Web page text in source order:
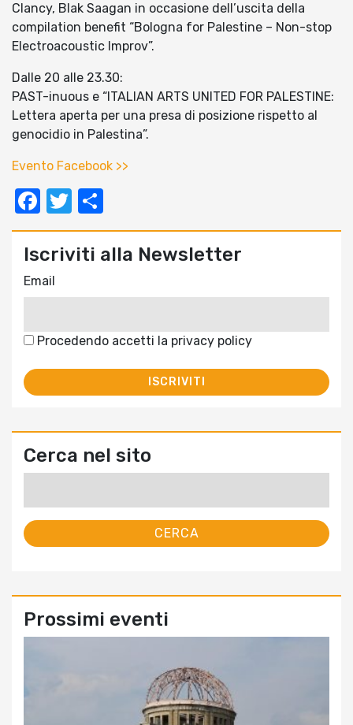
Clancy, Blak Saagan in occasione dell’uscita della
compilation benefit “Bologna for Palestine – Non-stop
Electroacoustic Improv”.
Dalle 20 alle 23.30:
PAST-inuous e “ITALIAN ARTS UNITED FOR PALESTINE:
Lettera aperta per una presa di posizione rispetto al
genocidio in Palestina”.
Evento Facebook >>
Facebook
Twitter
Iscriviti alla Newsletter
Email
Procedendo accetti la privacy policy
Cerca nel sito
Prossimi eventi